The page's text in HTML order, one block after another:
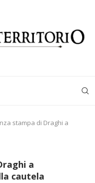
stampa di Draghi a
a
cautela